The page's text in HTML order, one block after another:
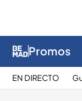
Promos
EN DIRECTO